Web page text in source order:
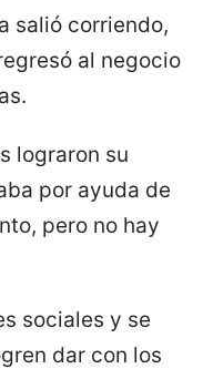
salió corriendo,
al negocio
lograron su
por ayuda de
pero no hay
sociales y se
dar con los